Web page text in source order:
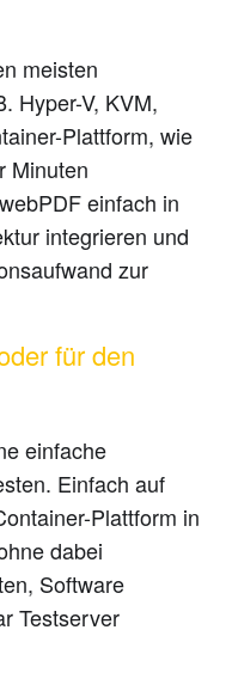
meisten
Hyper-V, KVM,
Plattform, wie
Minuten
einfach in
integrieren und
zur
für den
einfache
Einfach auf
Plattform in
dabei
Software
Testserver